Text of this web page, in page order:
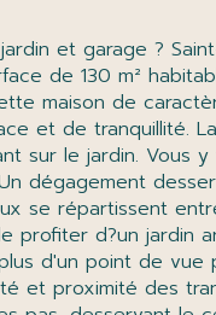
de 130 m²
maison de
et de tranquillité.
sur le jardin. Vous
dégagement
se répartissent
profiter d?un jardin
d'un point de
et proximité des